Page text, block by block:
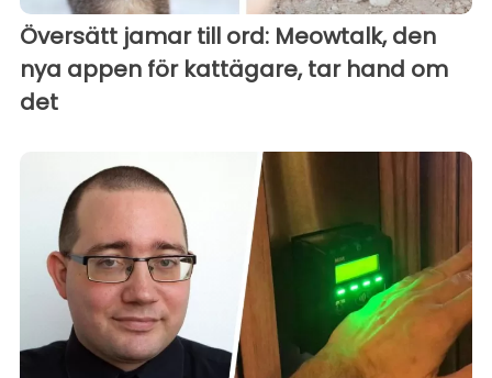
Översätt jamar till ord: Meowtalk, den
nya appen för kattägare, tar hand om
det